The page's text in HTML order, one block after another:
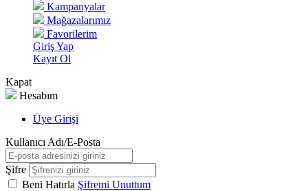
Kampanyalar
Mağazalarımız
Favorilerim
Giriş Yap
Kayıt Ol
Kapat
Hesabım
Üye Girişi
Kullanıcı Adı/E-Posta
Şifre
Beni Hatırla Şifremi Unuttum